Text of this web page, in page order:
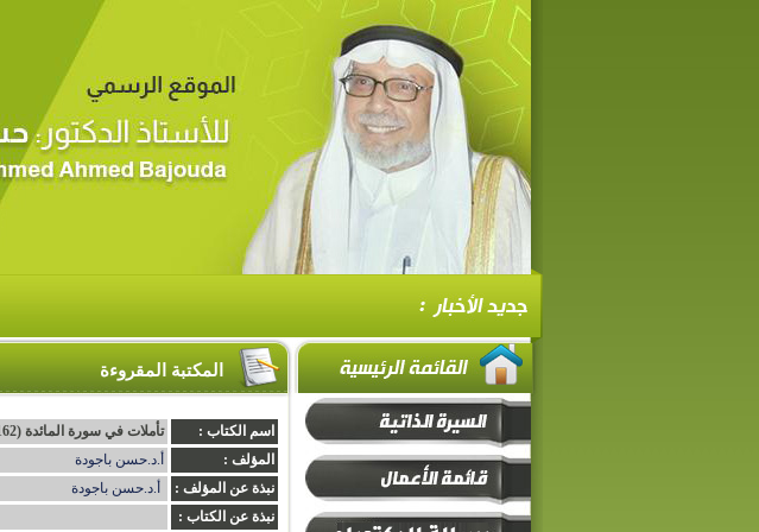
المكتبة المقروءة
اسم الكتاب :
تأملات في سورة المائدة (162-214)
المؤلف :
أ.د.حسن باجودة
نبذة عن المؤلف :
أ.د.حسن باجودة
نبذة عن الكتاب :